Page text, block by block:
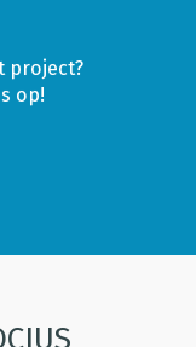
project?
op!